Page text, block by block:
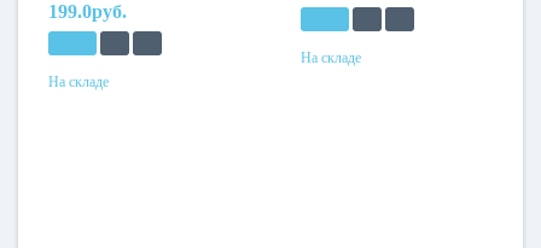
199.0руб.
На складе
На складе